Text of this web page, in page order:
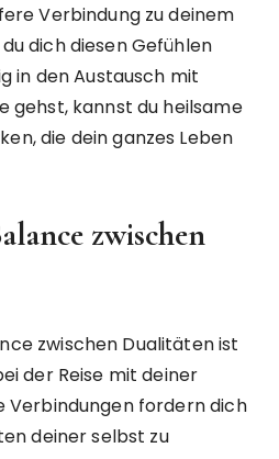
Verbindung zu deinem
dich diesen Gefühlen
in den Austausch mit
gehst, kannst du heilsame
die dein ganzes Leben
zwischen
zwischen Dualitäten ist
der Reise mit deiner
Verbindungen fordern dich
deiner selbst zu